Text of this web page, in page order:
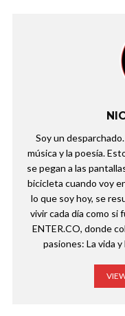
Soy un
música y la poesía.
se pegan a las
bicicleta cuando voy
lo que soy hoy, se
vivir cada día como si
ENTER.CO, donde
pasiones: La vida